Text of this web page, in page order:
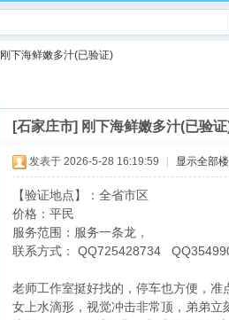
刚下海鲜嫩多汁(已验证)
[石家庄市] 刚下海鲜嫩多汁(已验
发表于 2026-5-28 16:19:59 显示全部
【验证地点】：全省市区
价格：平民
服务范围：服务一条龙，
联系方式： QQ725428734
老师工作室挺好找的，停车也方便，
女上水滴形，视觉冲击非常顶，弟弟